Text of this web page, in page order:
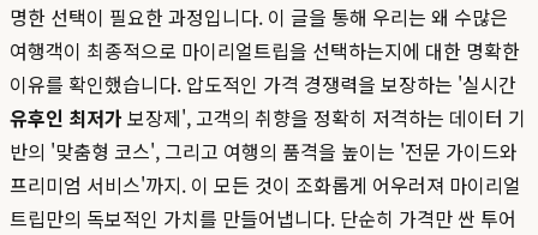
명한 선택이 필요한 과정입니다. 이 글을 통해 우리는 왜 수많은
여행객이 최종적으로 마이리얼트립을 선택하는지에 대한 명확한
이유를 확인했습니다. 압도적인 가격 경쟁력을 보장하는 '실시간
유후인 최저가 보장제', 고객의 취향을 정확히 저격하는 데이터 기
반의 '맞춤형 코스', 그리고 여행의 품격을 높이는 '전문 가이드와
프리미엄 서비스'까지. 이 모든 것이 조화롭게 어우러져 마이리얼
트립만의 독보적인 가치를 만들어냅니다. 단순히 가격만 싼 투어